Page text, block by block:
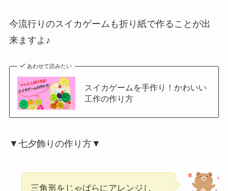
今流行りのスイカゲームも折り紙で作ることが出
来ますよ♪
あわせて読みたい
スイカゲームを手作り！かわいい
工作の作り方
▼七夕飾りの作り方▼
三角形をじゃばらにアレンジし